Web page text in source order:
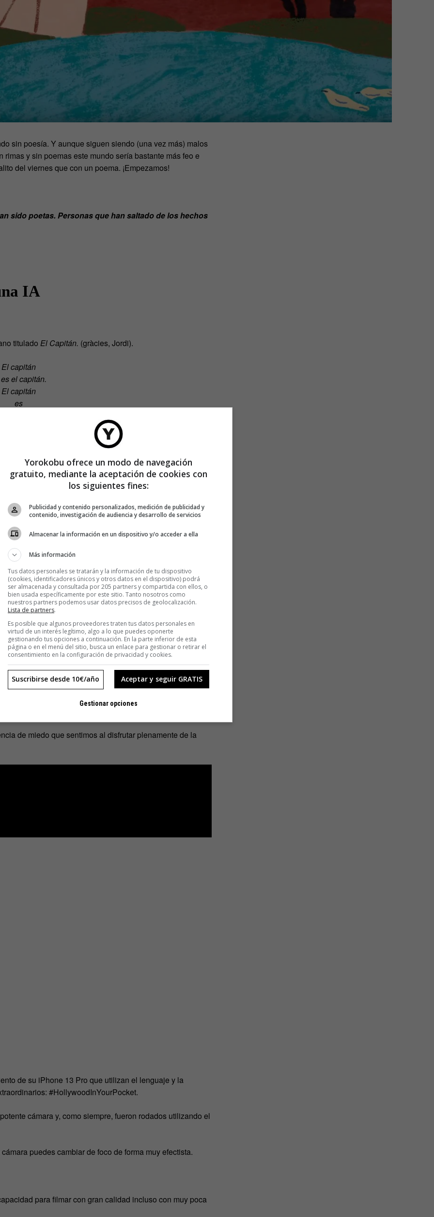
sin poesía. Y aunque siguen siendo (una vez más) malos
y sin poemas este mundo sería bastante más feo e
del viernes que con un poema. ¡Empezamos!
sido poetas. Personas que han saltado de los hechos
IA
titulado El Capitán. (gràcies, Jordi).
El capitán
el capitán.
El capitán
es
este poema introduciendo su texto en el generador
una
inteligencia artificial. El resultado ha sido este:
El capitán
es el nar.
es el capitán
y tiene voz.
voz, él dice
la voz del mar.
Y esa voz
la voz de Dios.
por él mismo.
de miedo que sentimos al disfrutar plenamente de la
de su iPhone 13 Pro que utilizan el lenguaje y la
#HollywoodInYourPocket.
cámara y, como siempre, fueron rodados utilizando el
puedes cambiar de foco de forma muy efectista.
para filmar con gran calidad incluso con muy poca
Yorokobu ofrece un modo de navegación
gratuito, mediante la aceptación de cookies con
los siguientes fines:
Publicidad y contenido personalizados, medición de publicidad y
contenido, investigación de audiencia y desarrollo de servicios
Almacenar la información en un dispositivo y/o acceder a ella
Más información
Tus datos personales se tratarán y la información de tu dispositivo
(cookies, identificadores únicos y otros datos en el dispositivo) podrá
ser almacenada y consultada por 205 partners y compartida con ellos, o
bien usada específicamente por este sitio. Tanto nosotros como
nuestros partners podemos usar datos precisos de geolocalización.
Lista de partners.
Es posible que algunos proveedores traten tus datos personales en
virtud de un interés legítimo, algo a lo que puedes oponerte
gestionando tus opciones a continuación. En la parte inferior de esta
página o en el menú del sitio, busca un enlace para gestionar o retirar el
consentimiento en la configuración de privacidad y cookies.
Aceptar y seguir GRATIS
Suscribirse desde 10€/año
Gestionar opciones